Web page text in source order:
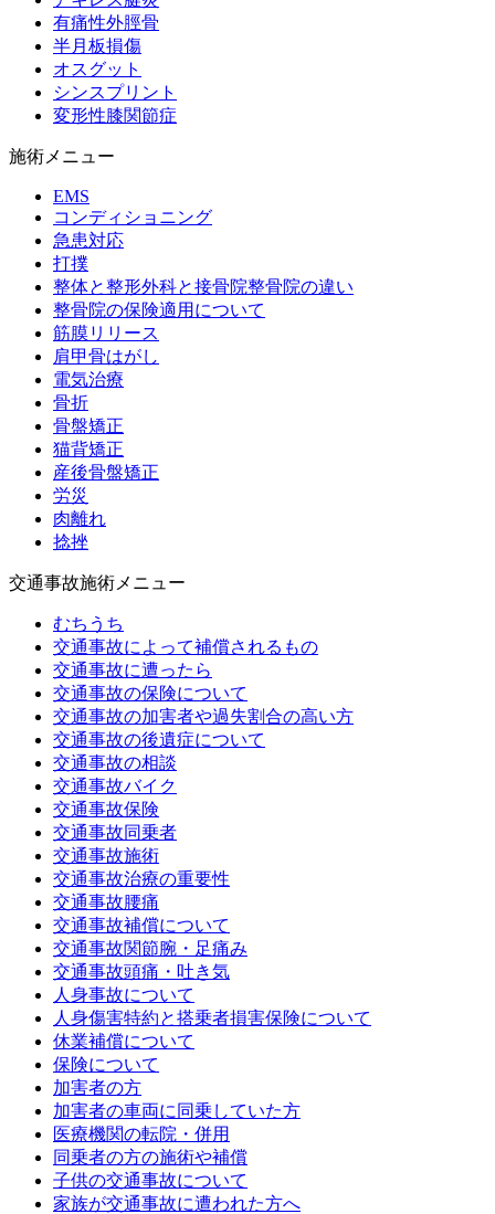
有痛性外脛骨
半月板損傷
オスグット
シンスプリント
変形性膝関節症
施術メニュー
EMS
コンディショニング
急患対応
打撲
整体と整形外科と接骨院整骨院の違い
整骨院の保険適用について
筋膜リリース
肩甲骨はがし
電気治療
骨折
骨盤矯正
猫背矯正
産後骨盤矯正
労災
肉離れ
捻挫
交通事故施術メニュー
むちうち
交通事故によって補償されるもの
交通事故に遭ったら
交通事故の保険について
交通事故の加害者や過失割合の高い方
交通事故の後遺症について
交通事故の相談
交通事故バイク
交通事故保険
交通事故同乗者
交通事故施術
交通事故治療の重要性
交通事故腰痛
交通事故補償について
交通事故関節腕・足痛み
交通事故頭痛・吐き気
人身事故について
人身傷害特約と搭乗者損害保険について
休業補償について
保険について
加害者の方
加害者の車両に同乗していた方
医療機関の転院・併用
同乗者の方の施術や補償
子供の交通事故について
家族が交通事故に遭われた方へ